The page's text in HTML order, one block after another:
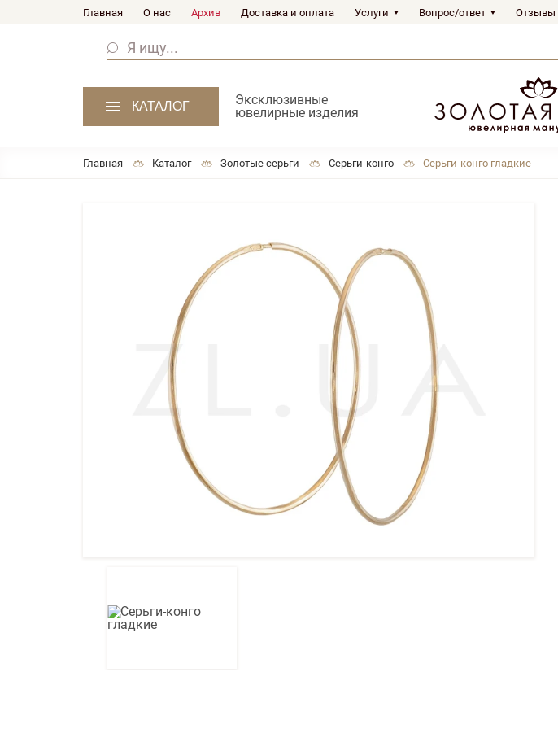
Главная О нас Архив Доставка и оплата Услуги Вопрос/ответ Отзывы
КАТАЛОГ
Эксклюзивные
ювелирные изделия
Главная Каталог Золотые серьги Серьги-конго Серьги-конго гладкие